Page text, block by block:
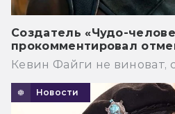
Создатель «Чудо-
прокомментировал
Кевин Файги не виноват,
Новости